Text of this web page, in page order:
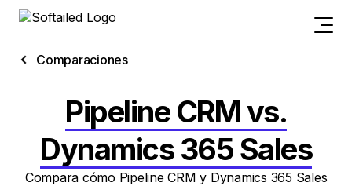
Comparaciones
Pipeline CRM vs.
Dynamics 365 Sales
Compara cómo Pipeline CRM y Dynamics 365 Sales